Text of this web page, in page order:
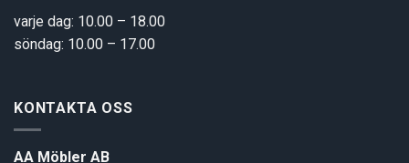
varje dag: 10.00 – 18.00
söndag: 10.00 – 17.00
KONTAKTA OSS
AA Möbler AB